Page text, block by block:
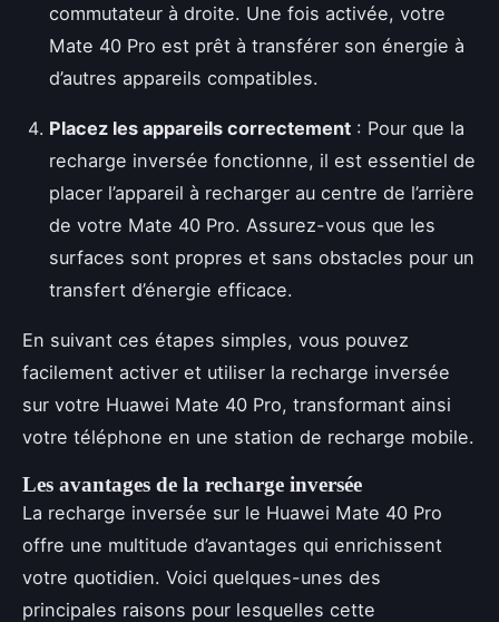
commutateur à droite. Une fois activée, votre
Mate 40 Pro est prêt à transférer son énergie à
d’autres appareils compatibles.
Placez les appareils correctement : Pour que la
recharge inversée fonctionne, il est essentiel de
placer l’appareil à recharger au centre de l’arrière
de votre Mate 40 Pro. Assurez-vous que les
surfaces sont propres et sans obstacles pour un
transfert d’énergie efficace.
En suivant ces étapes simples, vous pouvez
facilement activer et utiliser la recharge inversée
sur votre Huawei Mate 40 Pro, transformant ainsi
votre téléphone en une station de recharge mobile.
Les avantages de la recharge inversée
La recharge inversée sur le Huawei Mate 40 Pro
offre une multitude d’avantages qui enrichissent
votre quotidien. Voici quelques-unes des
principales raisons pour lesquelles cette